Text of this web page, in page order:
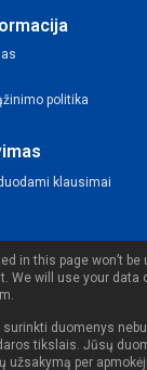
politika
klausimai
in this page won’t be
We will use your data
surinkti duomenys
tikslais. Jūsų
užsakymą per